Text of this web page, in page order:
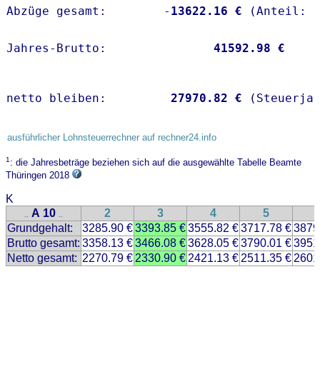
Abzüge gesamt:        - 13622.16 €
Jahres-Brutto: 41592.98 €
netto bleiben: 27970.82 €
ausführlicher Lohnsteuerrechner auf rechner24.info
1: die Jahresbeträge beziehen sich auf die ausgewählte Tabelle Beamte
Thüringen 2018
K
.. A 10 .. 2 3 4 5
Grundgehalt:
3285.90 €3393.85 €3555.82 €3717.78 €
Brutto gesamt: 3358.13 €3466.08 €3628.05 €3790.01 €
Netto gesamt: 2270.79 € 2330.90 € 2421.13 € 2511.35 €